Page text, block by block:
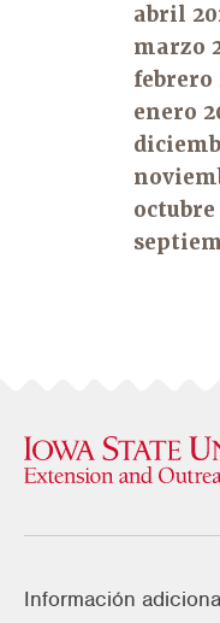
abril
marzo
febrero
enero
octubre
Información